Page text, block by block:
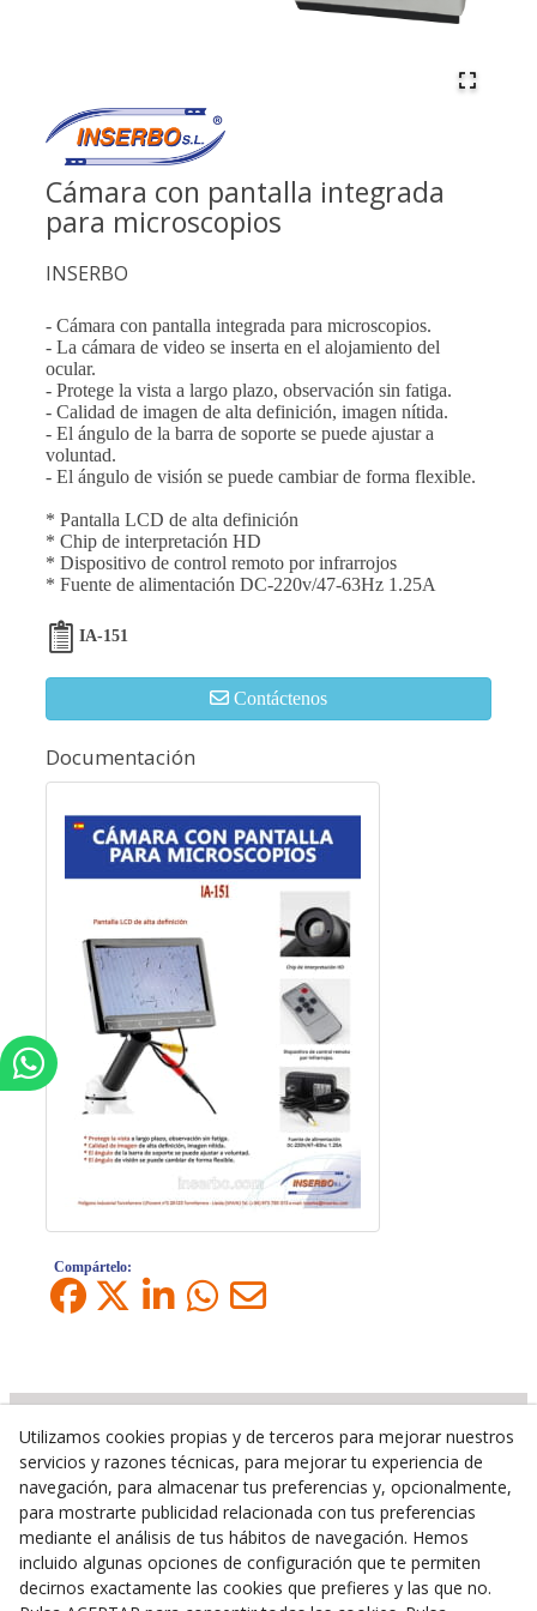
Cámara con pantalla integrada
para microscopios
INSERBO
- Cámara con pantalla integrada para microscopios.
- La cámara de video se inserta en el alojamiento del
ocular.
- Protege la vista a largo plazo, observación sin fatiga.
- Calidad de imagen de alta definición, imagen nítida.
- El ángulo de la barra de soporte se puede ajustar a
voluntad.
- El ángulo de visión se puede cambiar de forma flexible.
* Pantalla LCD de alta definición
* Chip de interpretación HD
* Dispositivo de control remoto por infrarrojos
* Fuente de alimentación DC-220v/47-63Hz 1.25A
IA-151
Contáctenos
Documentación
Compártelo:
Inserbo, S.L.
Pol. Industrial Torrefarrera C/. Ponent, 3
25123 Torrefarrera( Lleida)España
+34 973 75 03 13
+34 973 75 17 72
Utilizamos cookies propias y de terceros para mejorar nuestros
servicios y razones técnicas, para mejorar tu experiencia de
navegación, para almacenar tus preferencias y, opcionalmente,
para mostrarte publicidad relacionada con tus preferencias
mediante el análisis de tus hábitos de navegación. Hemos
incluido algunas opciones de configuración que te permiten
decirnos exactamente las cookies que prefieres y las que no.